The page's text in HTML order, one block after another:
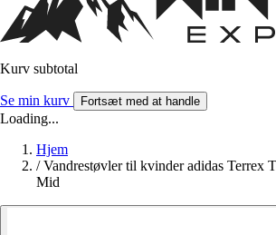
Kurv subtotal
Se min kurv Fortsæt med at handle
Loading...
Hjem
/ Vandrestøvler til kvinder adidas Terrex
Mid